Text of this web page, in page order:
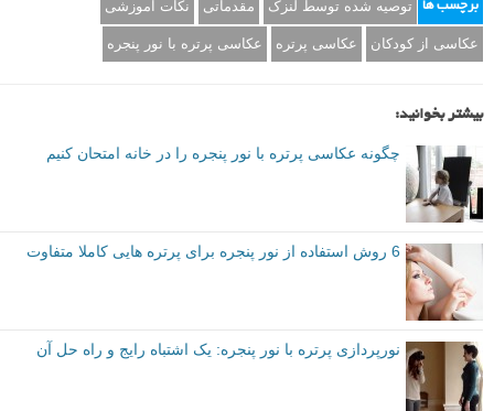
برچسب ها توصیه شده توسط لنزک مقدماتی نکات آموزشی
عکاسی از کودکان عکاسی پرتره عکاسی پرتره با نور پنجره
بیشتر بخوانید:
چگونه عکاسی پرتره با نور پنجره را در خانه امتحان کنیم
6 روش استفاده از نور پنجره برای پرتره هایی کاملا متفاوت
نورپردازی پرتره با نور پنجره: یک اشتباه رایج و راه حل آن